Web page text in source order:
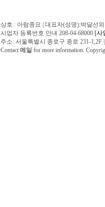
상호 : 아람종묘 | 대표자(성명):박달선
사업자 등록번호 안내 208-04-68000 [사
주소: 서울특별시 종로구 종로 231-1,2F
Contact 메일 for more information.